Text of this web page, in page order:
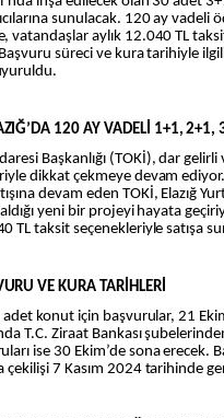
sunulacak. 120 ay vadeli
vatandaşlar aylık 12.040 TL
süreci ve kura tarihiyle
120 AY VADELİ 1+1, 2+1,
Başkanlığı (TOKİ), dar
dikkat çekmeye devam
devam eden TOKİ, Elazığ
yeni bir projeyi hayata
TL taksit seçenekleriyle satışa
VE KURA TARİHLERİ
adet konut için başvurular, 21
T.C. Ziraat Bankası
ise 30 Ekim’de sona erecek.
çekilişi 7 Kasım 2024 tarihinde